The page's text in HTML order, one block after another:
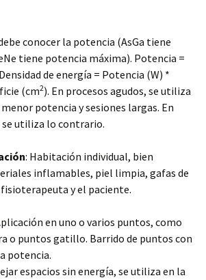
conocer la potencia (AsGa tiene
tiene potencia máxima). Potencia =
de energía = Potencia (W) *
(cm2). En procesos agudos, se utiliza
potencia y sesiones largas. En
se utiliza lo contrario.
: Habitación individual, bien
inflamables, piel limpia, gafas de
y el paciente.
en uno o varios puntos, como
o puntos gatillo. Barrido de puntos con
potencia.
espacios sin energía, se utiliza en la